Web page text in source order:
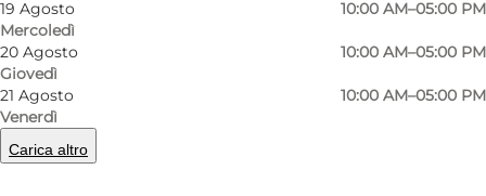
19 Agosto
Mercoledì
10:00 AM–05:00 PM
20 Agosto
Giovedì
10:00 AM–05:00 PM
21 Agosto
Venerdì
10:00 AM–05:00 PM
Carica altro
Explore a 19th century's children's backyard! -
You are allowed to try and touch everything!